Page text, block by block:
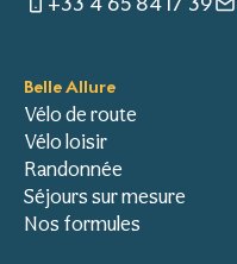
Belle Allure
Vélo de route
Vélo loisir
Randonnée
Séjours sur mesure
Nos formules